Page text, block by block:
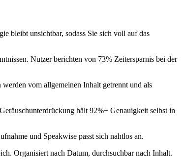
bleibt unsichtbar, sodass Sie sich voll auf das
Nutzer berichten von 73% Zeitersparnis bei der
vom allgemeinen Inhalt getrennt und als
hält 92%+ Genauigkeit selbst in
und Speakwise passt sich nahtlos an.
Organisiert nach Datum, durchsuchbar nach Inhalt.